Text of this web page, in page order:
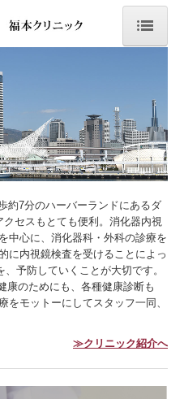
約7分のハーバーランドにあるダ
セスもとても便利。消化器内視
中心に、消化器科・外科の診療を
に内視鏡検査を受けることによっ
予防していくことが大切です。
康のためにも、各種健康診断も
をモットーにしてスタッフ一同、
≫クリニック紹介へ